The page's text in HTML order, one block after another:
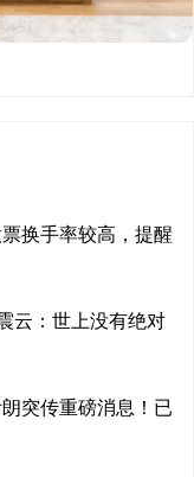
换手率较高，提醒
云：世上没有绝对
突传重磅消息！已